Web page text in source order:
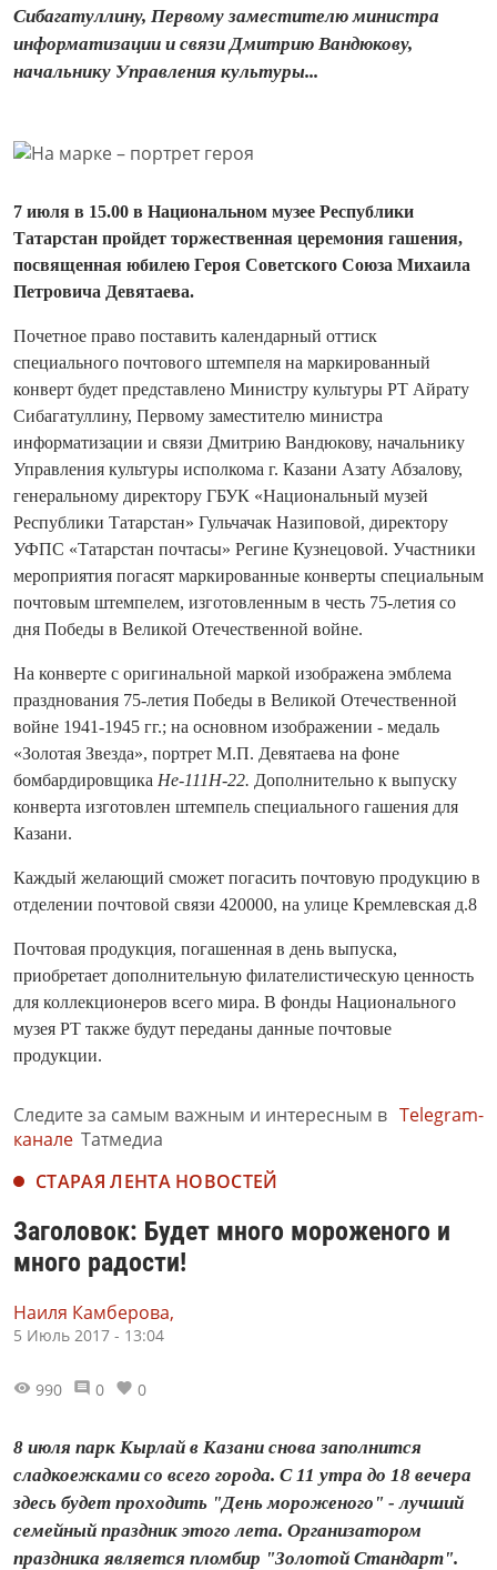
Сибагатуллину, Первому заместителю министра
информатизации и связи Дмитрию Вандюкову,
начальнику Управления культуры...
7 июля в 15.00 в Национальном музее Республики
Татарстан пройдет торжественная церемония гашения,
посвященная юбилею Героя Советского Союза Михаила
Петровича Девятаева.
Почетное право поставить календарный оттиск
специального почтового штемпеля на маркированный
конверт будет представлено Министру культуры РТ Айрату
Сибагатуллину, Первому заместителю министра
информатизации и связи Дмитрию Вандюкову, начальнику
Управления культуры исполкома г. Казани Азату Абзалову,
генеральному директору ГБУК «Национальный музей
Республики Татарстан» Гульчачак Назиповой, директору
УФПС «Татарстан почтасы» Регине Кузнецовой. Участники
мероприятия погасят маркированные конверты специальным
почтовым штемпелем, изготовленным в честь 75-летия со
дня Победы в Великой Отечественной войне.
На конверте с оригинальной маркой изображена эмблема
празднования 75-летия Победы в Великой Отечественной
войне 1941-1945 гг.; на основном изображении - медаль
«Золотая Звезда», портрет М.П. Девятаева на фоне
бомбардировщика He-111H-22. Дополнительно к выпуску
конверта изготовлен штемпель специального гашения для
Казани.
Каждый желающий сможет погасить почтовую продукцию в
отделении почтовой связи 420000, на улице Кремлевская д.8
Почтовая продукция, погашенная в день выпуска,
приобретает дополнительную филателистическую ценность
для коллекционеров всего мира. В фонды Национального
музея РТ также будут переданы данные почтовые
продукции.
Следите за самым важным и интересным в Telegram-
канале Татмедиа
СТАРАЯ ЛЕНТА НОВОСТЕЙ
Заголовок: Будет много мороженого и
много радости!
Наиля Камберова,
5 Июль 2017 - 13:04
990 0 0
8 июля парк Кырлай в Казани снова заполнится
сладкоежками со всего города. С 11 утра до 18 вечера
здесь будет проходить "День мороженого" - лучший
семейный праздник этого лета. Организатором
праздника является пломбир "Золотой Стандарт".